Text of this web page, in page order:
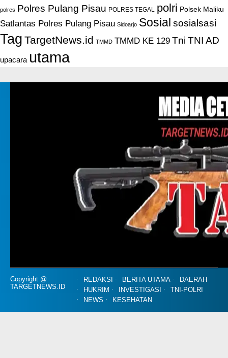
polres Polres Pulang Pisau POLRES TEGAL polri Polsek Maliku
Satlantas Polres Pulang Pisau Sidoarjo Sosial sosialsasi
Tag TargetNews.id TMMD TMMD KE 129 Tni TNI AD
upacara utama
Copyright @
TARGETNEWS.ID
REDAKSI BERITA UTAMA
DAERAH
HUKRIM
INVESTIGASI
TNI-POLRI
NEWS
KESEHATAN